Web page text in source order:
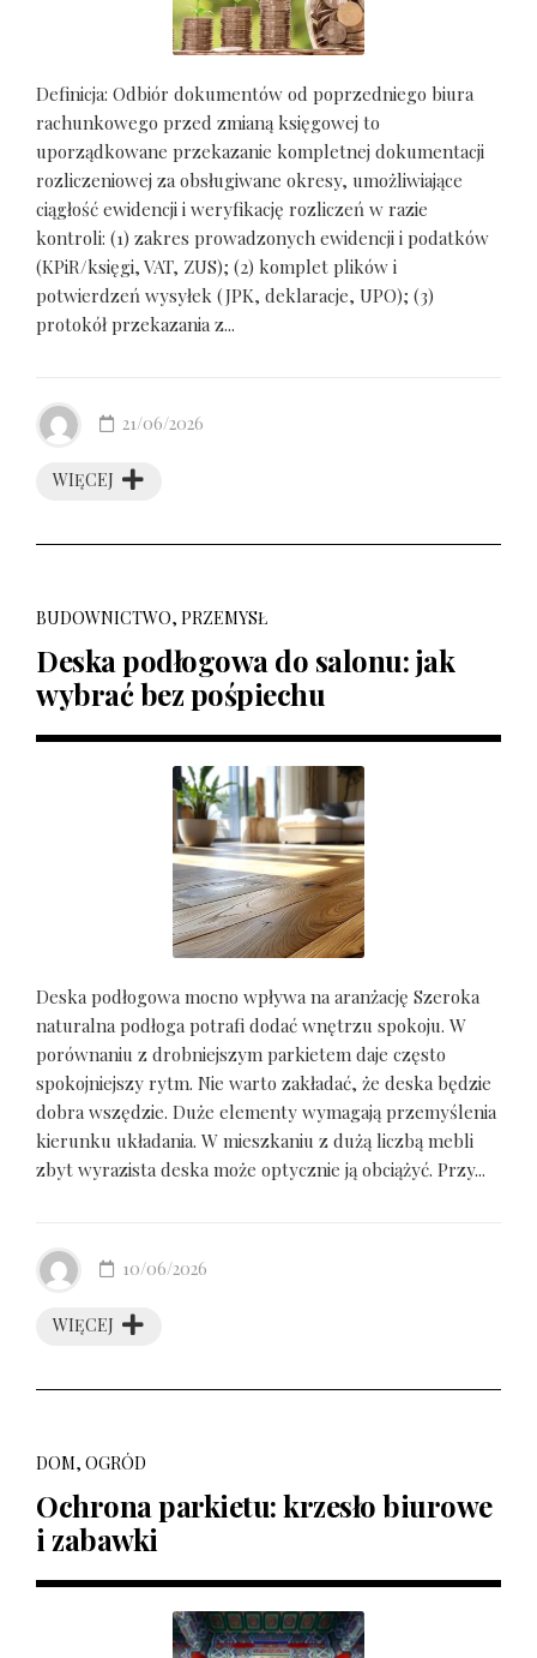
Definicja: Odbiór dokumentów od poprzedniego biura
rachunkowego przed zmianą księgowej to
uporządkowane przekazanie kompletnej dokumentacji
rozliczeniowej za obsługiwane okresy, umożliwiające
ciągłość ewidencji i weryfikację rozliczeń w razie
kontroli: (1) zakres prowadzonych ewidencji i podatków
(KPiR/księgi, VAT, ZUS); (2) komplet plików i
potwierdzeń wysyłek (JPK, deklaracje, UPO); (3)
protokół przekazania z...
WIĘCEJ
21/06/2026
BUDOWNICTWO, PRZEMYSŁ
Deska podłogowa do salonu: jak
wybrać bez pośpiechu
Deska podłogowa mocno wpływa na aranżację Szeroka
naturalna podłoga potrafi dodać wnętrzu spokoju. W
porównaniu z drobniejszym parkietem daje często
spokojniejszy rytm. Nie warto zakładać, że deska będzie
dobra wszędzie. Duże elementy wymagają przemyślenia
kierunku układania. W mieszkaniu z dużą liczbą mebli
zbyt wyrazista deska może optycznie ją obciążyć. Przy...
WIĘCEJ
10/06/2026
DOM, OGRÓD
Ochrona parkietu: krzesło biurowe
i zabawki